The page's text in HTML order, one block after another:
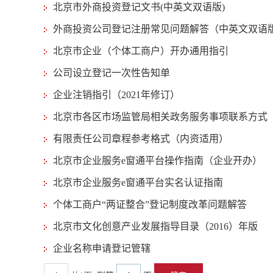
北京市外商投资登记文书(中英文双语版)
外商投资公司登记注册常见问题解答（中英文双语
北京市企业（个体工商户）开办通用指引
公司设立登记一次性告知单
企业注销指引（2021年修订）
北京市各区市场监管局相关政务服务事项联系方式
有限责任公司章程参考格式（内资适用）
北京市企业服务e窗通平台操作指南（企业开办）
北京市企业服务e窗通平台实名认证指南
个体工商户“两证整合”登记制度改革问题解答
北京市文化创意产业发展指导目录（2016）年版
企业名称申请登记管辖